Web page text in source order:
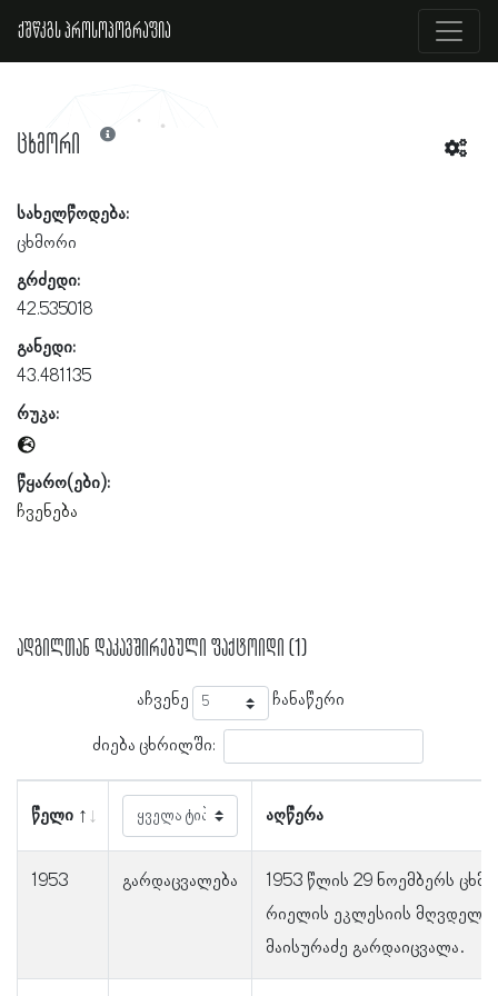
ქშწკგს პროსოპოგრაფია
ცხმორი
სახელწოდება:
ცხმორი
გრძედი:
42.535018
განედი:
43.481135
რუკა:
წყარო(ები):
ჩვენება
ადგილთან დაკავშირებული ფაქტოიდი (1)
აჩვენე ჩანაწერი
ძიება ცხრილში:
წელი აღწერა
1953 გარდაცვალება
1953 წლის 29 ნოემბერს
რი­ე­ლის ეკლესიის მღვდელი
მაისურაძე გარდაიცვალა.